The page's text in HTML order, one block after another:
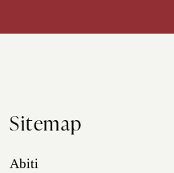
Sitemap
Abiti